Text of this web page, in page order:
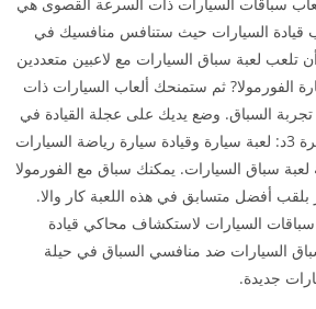
قيادة السيارات حيث ستنافس منافسيك في
لعبة سباق السيارات مع لاعبين متعددين
الفورمولا? ثم ستمنحك ألعاب السيارات ذات
السباق. وضع يديك على عجلة القيادة في
صيغة سباق السيارات المثيرة 3د: لعبة سيارة وقيادة سيارة رياضة السيارات
سباق السيارات. يمكنك سباق مع الفورمولا
بلقب أفضل متسابق في هذه اللعبة كار والا.
السيارات لاستكشاف محاكي قيادة
سباق السيارات ضد منافسي السباق في حيلة
جديدة.